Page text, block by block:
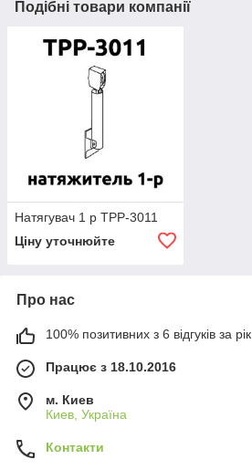
Подібні товари компанії
Натягувач 1 р TPP-3011
Ціну уточнюйте
Про нас
100% позитивних з 6 відгуків за рік
Працює з 18.10.2016
м. Киев
Киев, Україна
Контакти